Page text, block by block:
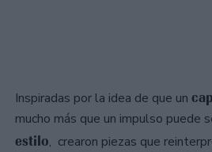
Inspiradas por la idea de que un
mucho más que un impulso puede
estilo, crearon piezas que